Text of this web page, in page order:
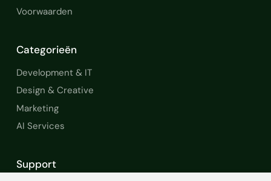
Voorwaarden
Categorieën
Development & IT
Design & Creative
Marketing
AI Services
Support